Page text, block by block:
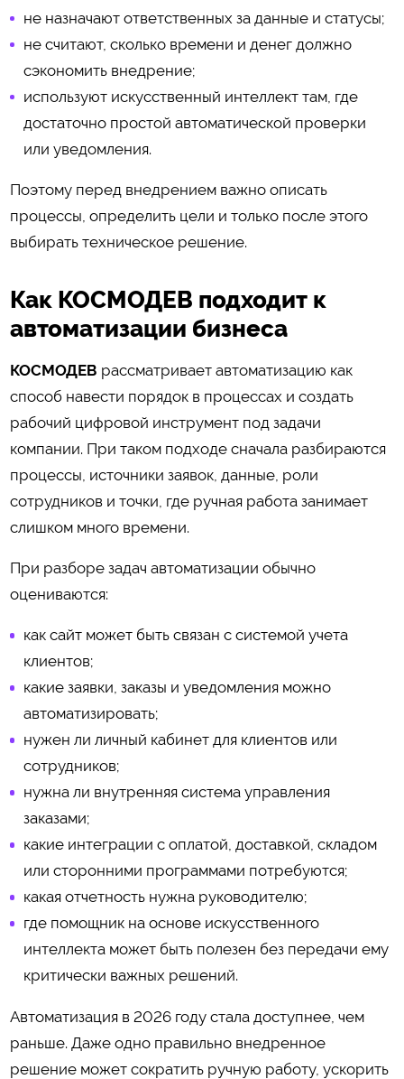
не назначают ответственных за данные и статусы;
не считают, сколько времени и денег должно
сэкономить внедрение;
используют искусственный интеллект там, где
достаточно простой автоматической проверки
или уведомления.
Поэтому перед внедрением важно описать
процессы, определить цели и только после этого
выбирать техническое решение.
Как КОСМОДЕВ подходит к
автоматизации бизнеса
КОСМОДЕВ рассматривает автоматизацию как
способ навести порядок в процессах и создать
рабочий цифровой инструмент под задачи
компании. При таком подходе сначала разбираются
процессы, источники заявок, данные, роли
сотрудников и точки, где ручная работа занимает
слишком много времени.
При разборе задач автоматизации обычно
оцениваются:
как сайт может быть связан с системой учета
клиентов;
какие заявки, заказы и уведомления можно
автоматизировать;
нужен ли личный кабинет для клиентов или
сотрудников;
нужна ли внутренняя система управления
заказами;
какие интеграции с оплатой, доставкой, складом
или сторонними программами потребуются;
какая отчетность нужна руководителю;
где помощник на основе искусственного
интеллекта может быть полезен без передачи ему
критически важных решений.
Автоматизация в 2026 году стала доступнее, чем
раньше. Даже одно правильно внедренное
решение может сократить ручную работу, ускорить